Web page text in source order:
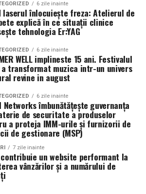
oferă servicii de consiliere de cuplu
zilnic cu oameni care încearcă
bine și crede că autenticitatea
la ea.
consultant financiar și expert în
ales să fie prezentă cu vocea ei
care credibilitatea se construiește
cosmetice naturale și lucrează cu
în care au încredere. Prezența ei
clientele ei, primul semn că brandul
6 zile inainte
laserul înlocuiește freza: Atelierul de
explică în ce situații clinice
tehnologia Er:YAG
6 zile inainte
WELL implineste 15 ani. Festivalul
transformat muzica intr-un univers
revine in august
6 zile inainte
Networks îmbunătățește guvernanța
de securitate a produselor
a proteja IMM-urile și furnizorii de
de gestionare (MSP)
7 zile inainte
contribuie un website performant la
vânzărilor și a numărului de